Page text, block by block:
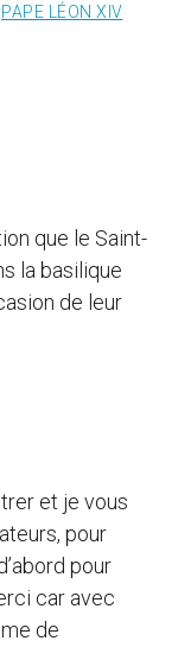
PAPE LÉON XIV
que le Saint-
la basilique
de leur
et je vous
pour
pour
car avec
de